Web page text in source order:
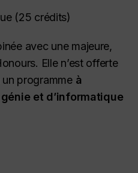
(25 crédits)
avec une majeure,
. Elle n’est offerte
un programme à
et d’informatique